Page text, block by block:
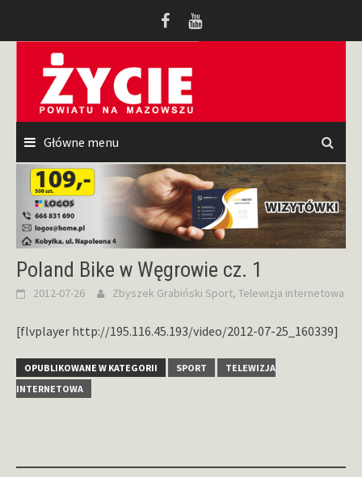
Główne menu
Poland Bike w Węgrowie cz. 1
2012-07-26 Zbyszek Grabiński Sport, Telewizja internetowa
[flvplayer http://195.116.45.193/video/2012-07-25_160339]
OPUBLIKOWANE W KATEGORII SPORT
TELEWIZJA
INTERNETOWA